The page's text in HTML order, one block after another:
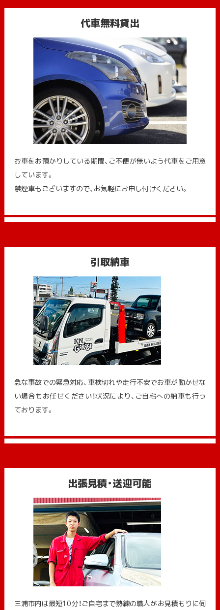
代車無料貸出
お車をお預かりしている期間、ご不便が無いよう代車をご用意
しています。
禁煙車もございますので、お気軽にお申し付けください。
引取納車
急な事故での緊急対応、車検切れや走行不安でお車が動かせな
い場合もお任せください！状況により、ご自宅への納⾞も⾏っ
ております。
出張見積・送迎可能
三浦市内は最短10分！ご自宅まで熟練の職人がお見積もりに伺